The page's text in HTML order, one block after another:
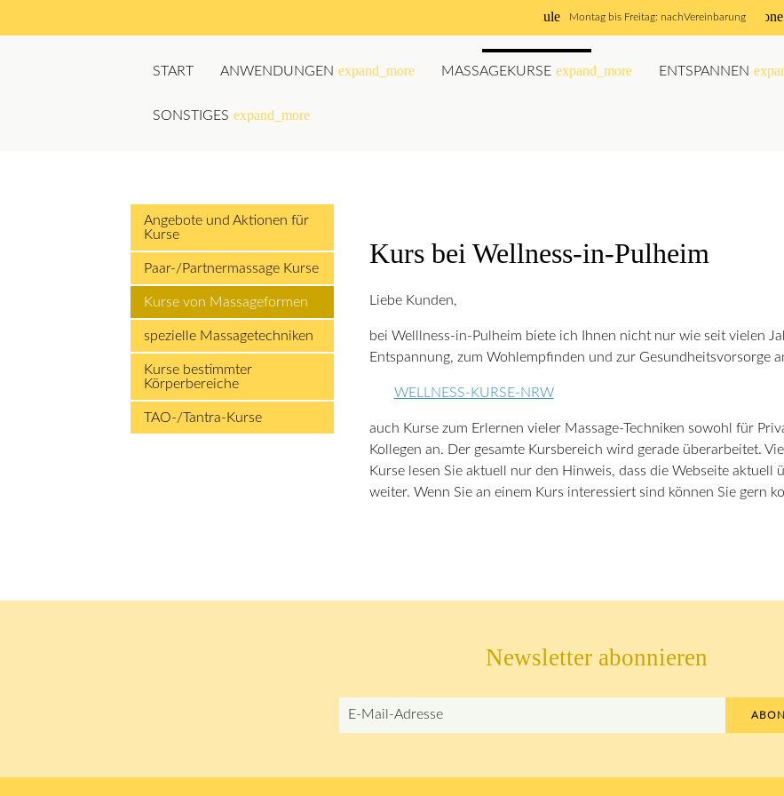
phone
schedule Montag bis Freitag: nachVereinbarung
START ANWENDUNGEN expand_more MASSAGEKURSE expand_more ENTSPANNEN
SONSTIGES expand_more
Suchbegriffe
Kurs bei Wellness-in-Pulheim
Liebe Kunden,
bei Welllness-in-Pulheim biete ich Ihnen nicht nur wie seit vielen
Entspannung, zum Wohlempfinden und zur Gesundheitsvorsorge
WELLNESS-KURSE-NRW
auch Kurse zum Erlernen vieler Massage-Techniken sowohl für
Kollegen an. Der gesamte Kursbereich wird gerade überarbeitet.
Kurse lesen Sie aktuell nur den Hinweis, dass die Webseite
weiter. Wenn Sie an einem Kurs interessiert sind können Sie gern
Angebote und Aktionen für
Kurse
Paar-/Partnermassage Kurse
Kurse von Massageformen
spezielle Massagetechniken
Kurse bestimmter
Körperbereiche
TAO-/Tantra-Kurse
Newsletter abonnieren
E-
Mail-